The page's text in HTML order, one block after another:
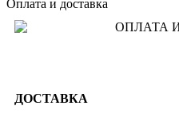
Оплата и доставка
ДОСТАВКА